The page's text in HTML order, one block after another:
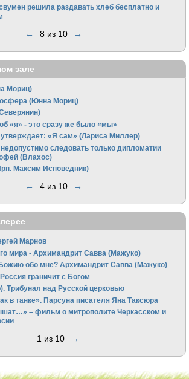
решила раздавать хлеб бесплатно и
← 8 из 10 →
зале
Мориц)
(Юнна Мориц)
«я» - это сразу же было «мы»
«Я сам» (Лариса Миллер)
следовать только дипломатии
(Влахос)
Максим Исповедник)
← 4 из 10 →
Марнов
мира - Архимандрит Савва (Мажуко)
обо мне? Архимандрит Савва (Мажуко)
граничит с Богом
Трибунал над Русской церковью
в танке». Парсуна писателя Яна Таксюра
– фильм о митрополите Черкасском и
1 из 10 →